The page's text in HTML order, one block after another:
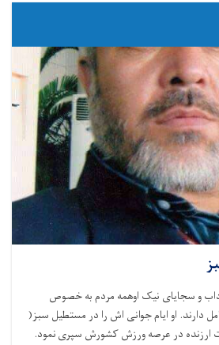
آداب و سجایای نیک اوهمه مردم به خصوص
او ایام جوانی اش را در مستطیل سبز(
ارزنده در عرصه ورزش کشورش سپری نمود.